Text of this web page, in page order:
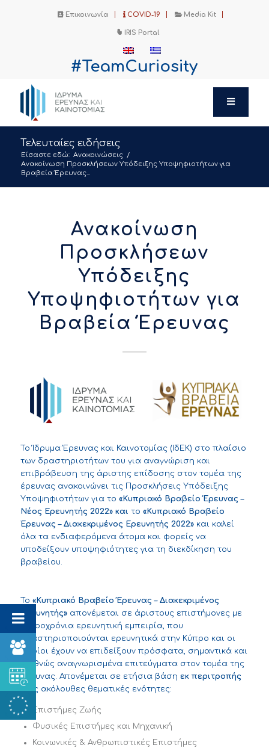
Επικοινωνία COVID-19 Media Kit
IRIS Portal
#TeamCuriosity
Τελευταίες ειδήσεις
Είσαστε εδώ: Ανακοινώσεις /
Ανακοίνωση Προσκλήσεων Υπόδειξης Υποψηφιοτήτων για
Βραβεία Έρευνας...
Ανακοίνωση
Προσκλήσεων
Υπόδειξης
Υποψηφιοτήτων για
Βραβεία Έρευνας
Το Ίδρυμα Έρευνας και Καινοτομίας (ΙδΕΚ) στο πλαίσιο
των δραστηριοτήτων του για αναγνώριση και
επιβράβευση της άριστης επίδοσης στον τομέα της
έρευνας ανακοινώνει τις Προσκλήσεις Υπόδειξης
Υποψηφιοτήτων για το «Κυπριακό Βραβείο Έρευνας –
Νέος Ερευνητής 2022» και το «Κυπριακό Βραβείο
Έρευνας– Διακεκριμένος Ερευνητής 2022» και καλεί
όλα τα ενδιαφερόμενα άτομα και φορείς να
υποδείξουν υποψηφιότητες για τη διεκδίκηση του
βραβείου.
Το «Κυπριακό Βραβείο Έρευνας – Διακεκριμένος
Ερευνητής»απονέμεται σε άριστους επιστήμονες με
μακροχρόνια ερευνητική εμπειρία, που
δραστηριοποιούνται ερευνητικά στην Κύπρο και οι
οποίοι έχουν να επιδείξουν πρόσφατα, σημαντικά και
διεθνώς αναγνωρισμένα επιτεύγματα στον τομέα της
έρευνας. Απονέμεται σε ετήσια βάση εκ περιτροπής
στις ακόλουθες θεματικές ενότητες:
Επιστήμες Ζωής
Φυσικές Επιστήμες και Μηχανική
Κοινωνικές & Ανθρωπιστικές Επιστήμες